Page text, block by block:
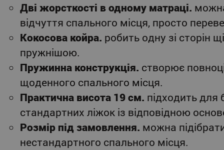
Дві жорсткості в одному матраці.
відчуття спального місця, просто
Кокосова койра. робить одну зі сторін
пружнішою.
Пружинна конструкція. створює
щоденного спального місця.
Практична висота 19 см. підходить для
стандартних ліжок із відповідною
Розмір під замовлення. можна
нестандартного спального місця.